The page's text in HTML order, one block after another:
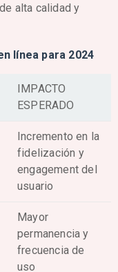
alta calidad y
línea para 2024
IMPACTO
ESPERADO
Incremento en la
fidelización y
engagement del
usuario
Mayor
permanencia y
frecuencia de
uso